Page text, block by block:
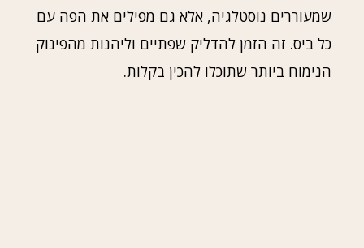
שמעוררים נוסטלגיה, אלא גם מפילים את הפה עם
כל ביס. זה הזמן להדליק שפתיים וליהנות מהפינוק
הנימוח ביותר שתוכלו להכין בקלות.